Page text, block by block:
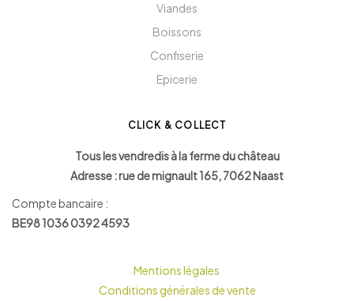
Viandes
Boissons
Confiserie
Epicerie
CLICK & COLLECT
Tous les vendredis à la ferme du château
Adresse : rue de mignault 165, 7062 Naast
Compte bancaire :
BE98 1036 0392 4593
Mentions légales
Conditions générales de vente